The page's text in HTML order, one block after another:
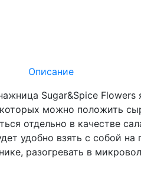
Описание
Sugar&Spice
можно положить
отдельно в качестве
удобно взять с собой
разогревать в